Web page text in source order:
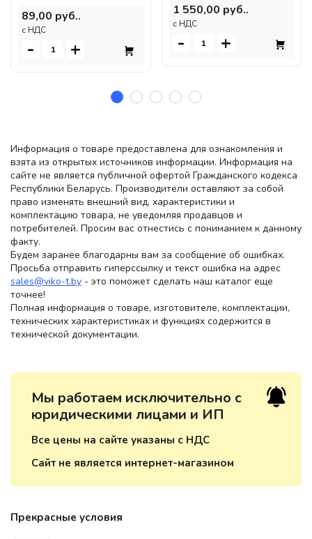
89,00 руб..
c НДС
- +
1 550,00 руб..
c НДС
- +
Информация о товаре предоставлена для ознакомления и
взята из открытых источников информации. Информация на
сайте не является публичной офертой Гражданского кодекса
Республики Беларусь. Производители оставляют за собой
право изменять внешний вид, характеристики и
комплектацию товара, не уведомляя продавцов и
потребителей. Просим вас отнестись с пониманием к данному
факту.
Будем заранее благодарны вам за сообщение об ошибках.
Просьба отправить гиперссылку и текст ошибка на адрес
sales@viko-t.by - это поможет сделать наш каталог еще
точнее!
Полная информация о товаре, изготовителе, комплектации,
технических характеристиках и функциях содержится в
технической документации.
Мы работаем исключительно с
юридическими лицами и ИП
Все цены на сайте указаны с НДС
Сайт не является интернет-магазином
Прекрасные условия